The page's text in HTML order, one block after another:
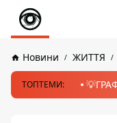
Новини ЖИТТЯ
ТОПТЕМИ: